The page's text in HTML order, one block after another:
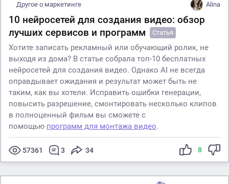
Другое о маркетинге Alina
10 нейросетей для создания видео: обзор
лучших сервисов и программ
Статья
Хотите записать рекламный или обучающий ролик, не
выходя из дома? В статье собрала топ-10 бесплатных
нейросетей для создания видео. Однако AI не всегда
оправдывает ожидания и результат может быть не
таким, как вы хотели. Исправить ошибки генерации,
повысить разрешение, смонтировать несколько клипов
в полноценный фильм вы сможете с
помощью программ для монтажа видео.
57361 3 34 8